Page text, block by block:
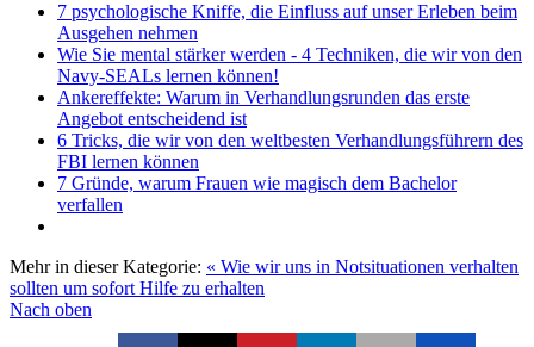
7 psychologische Kniffe, die Einfluss auf unser Erleben beim
Ausgehen nehmen
Wie Sie mental stärker werden - 4 Techniken, die wir von den
Navy-SEALs lernen können!
Ankereffekte: Warum in Verhandlungsrunden das erste
Angebot entscheidend ist
6 Tricks, die wir von den weltbesten Verhandlungsführern des
FBI lernen können
7 Gründe, warum Frauen wie magisch dem Bachelor
verfallen
Mehr in dieser Kategorie: « Wie wir uns in Notsituationen verhalten
sollten um sofort Hilfe zu erhalten
Nach oben